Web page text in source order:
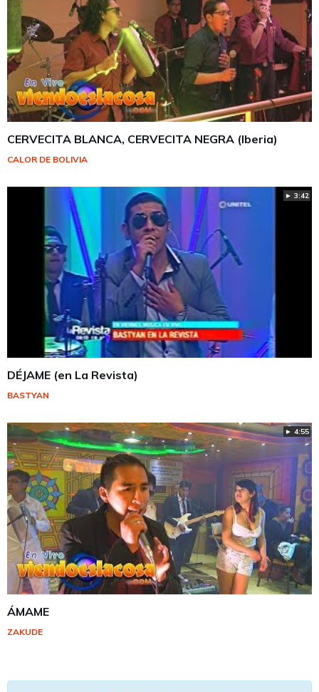
CERVECITA BLANCA, CERVECITA NEGRA (Iberia)
CALOR DE BOLIVIA
► 3:42
DÉJAME (en La Revista)
BASTYAN
► 4:55
ÁMAME
ZAKUDE